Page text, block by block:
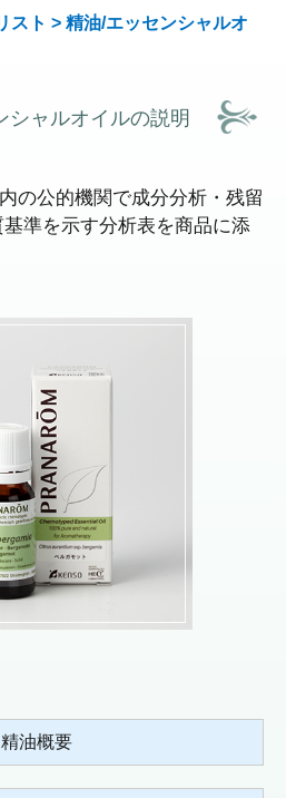
スト > 精油/エッセンシャルオ
シャルオイルの説明
の公的機関で成分分析・残留
基準を示す分析表を商品に添
精油概要